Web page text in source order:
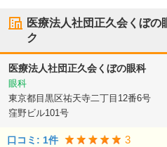
医療法人社団正久会くぼの
ク
医療法人社団正久会くぼの眼科
眼科
東京都目黒区祐天寺二丁目12番6号
窪野ビル101号
口コミ: 1件 3